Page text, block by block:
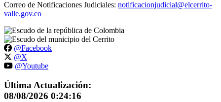
Correo de Notificaciones Judiciales: notificacionjudicial@elcerrito-
valle.gov.co
@Facebook
@X
@Youtube
Última Actualización:
08/08/2026 0:24:16